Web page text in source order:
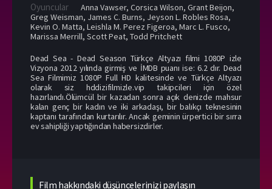
Oyuncular Anna Vawser, Corsica Wilson, Grant Beijon,
Greg Weisman, James C. Burns, Jeyson L. Robles Rosa,
Kevin O. Matta, Leishla M. Perez Figeroa, Marc L. Fusco,
Marissa Merrill, Scott Peat, Todd Pritchett
Dead Sea - Dead Season Türkçe Altyazı filmi 1080P izle
Vizyona 2012 yılında girmiş ve İMDB puanı ise: 6.2 dır. Dead
Sea Filmimiz 1080P Full HD kalitesinde ve Türkçe Altyazı
olarak siz hddizifilmizle.vip takipcileri için özel
hazırlandı.Ölümcül bir kazadan sonra açık denizde mahsur
kalan genç bir kadın ve iki arkadaşı, bir balıkçı teknesinin
kaptanı tarafından kurtarılır. Ancak geminin ürpertici bir sırra
ev sahipliği yaptığından habersizdirler.
Film hakkındaki düşüncelerinizi paylaşın